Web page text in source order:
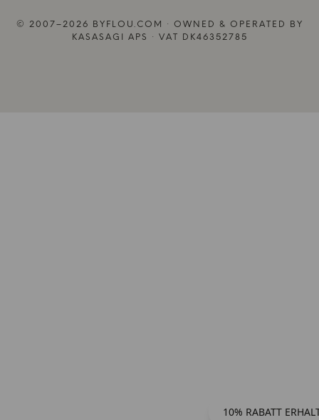
© 2007–2026 BYFLOU.COM · OWNED & OPERATED BY
KASASAGI APS · VAT DK46352785
10% RABATT